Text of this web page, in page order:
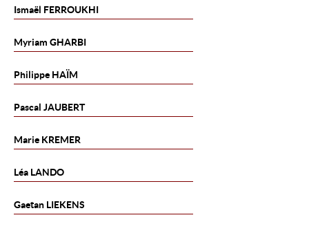
Ismaël FERROUKHI
Myriam GHARBI
Philippe HAÏM
Pascal JAUBERT
Marie KREMER
Léa LANDO
Gaetan LIEKENS